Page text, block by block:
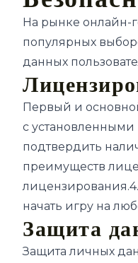
На рынке онлайн-
популярных
данных
Первый и
с
подтвердить
преимуществ
начать игру на
Защита
Защита личных